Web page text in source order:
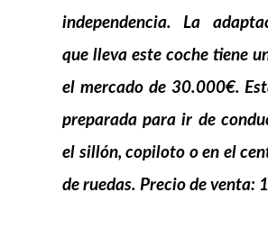
independencia. La
que lleva este coche tiene
el mercado de 30.000€.
preparada para ir de
el sillón, copiloto o en el
de ruedas. Precio de venta: